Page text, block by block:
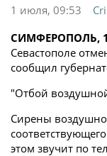
1 июля, 09:53
СИМФЕРОПОЛЬ,
Севастополе
сообщил
"Отбой
Сирены
этом звучит по